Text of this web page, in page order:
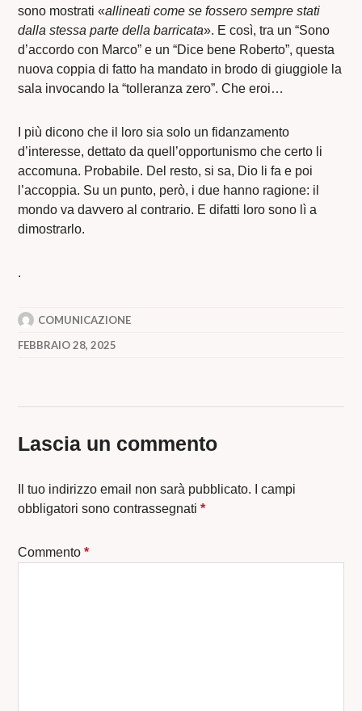
sono mostrati «allineati come se fossero sempre stati
dalla stessa parte della barricata». E così, tra un “Sono
d’accordo con Marco” e un “Dice bene Roberto”, questa
nuova coppia di fatto ha mandato in brodo di giuggiole la
sala invocando la “tolleranza zero”. Che eroi…
I più dicono che il loro sia solo un fidanzamento
d’interesse, dettato da quell’opportunismo che certo li
accomuna. Probabile. Del resto, si sa, Dio li fa e poi
l’accoppia. Su un punto, però, i due hanno ragione: il
mondo va davvero al contrario. E difatti loro sono lì a
dimostrarlo.
.
COMUNICAZIONE
FEBBRAIO 28, 2025
Lascia un commento
Il tuo indirizzo email non sarà pubblicato.
I campi
obbligatori sono contrassegnati*
Commento*